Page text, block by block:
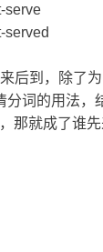
serve
served
后到，除了
分词的用法，
那就成了谁